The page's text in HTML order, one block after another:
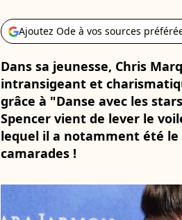
Ajoutez Ode à vos sources
Dans sa jeunesse, Chris
intransigeant et
grâce à "Danse avec les
Spencer vient de lever le
lequel il a notamment été le
camarades !